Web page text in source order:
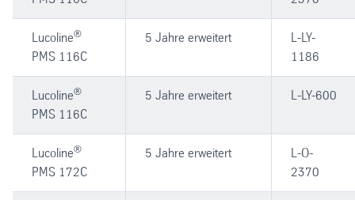
Lucoline®
PMS 116C
5 Jahre erweitert
L-LY-
1186
Lucoline®
PMS 116C
5 Jahre erweitert L-LY-600
Lucoline®
PMS 172C
5 Jahre erweitert
L-O-
2370